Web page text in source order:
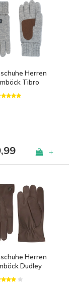
Herren
Tibro
+
Herren
Dudley